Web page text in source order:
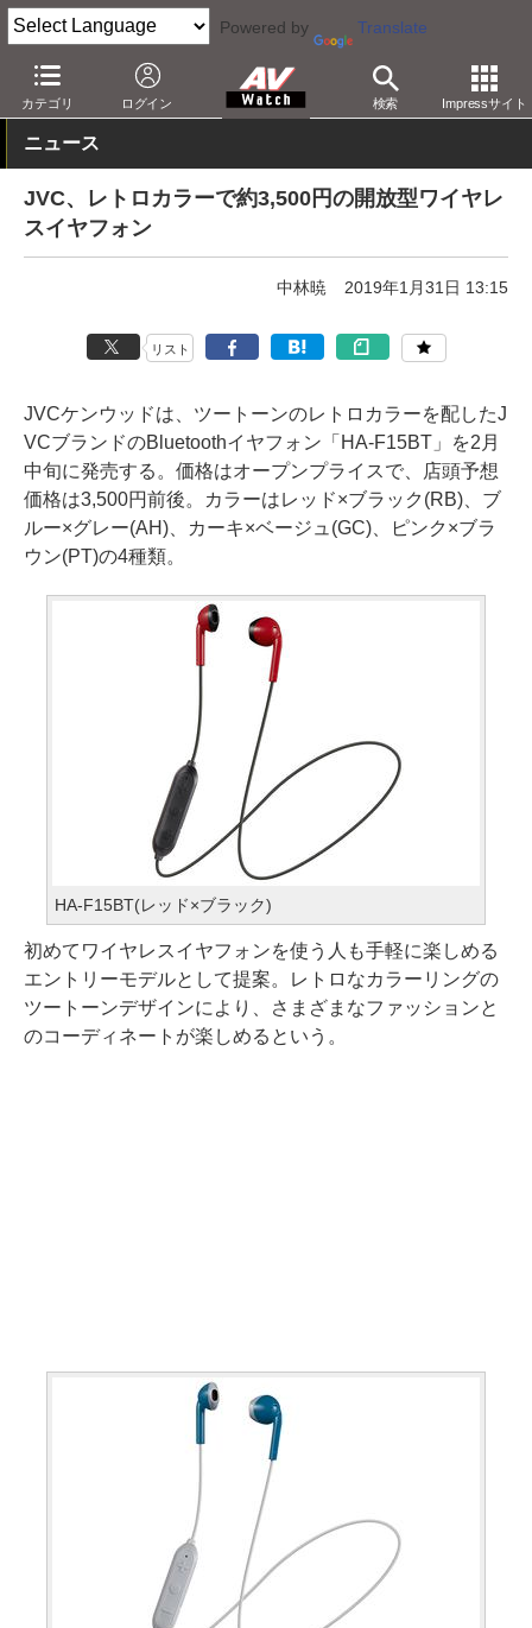
Powered by Translate
カテゴリ ログイン 検索 Impressサイト
AV Watch 製品 ヘッドフォン JVC
ニュース
JVC、レトロカラーで約3,500円の開放型ワイヤレ
スイヤフォン
中林暁 2019年1月31日 13:15
リスト
JVCケンウッドは、ツートーンのレトロカラーを配したJ
VCブランドのBluetoothイヤフォン「HA-F15BT」を2月
中旬に発売する。価格はオープンプライスで、店頭予想
価格は3,500円前後。カラーはレッド×ブラック(RB)、ブ
ルー×グレー(AH)、カーキ×ベージュ(GC)、ピンク×ブラ
ウン(PT)の4種類。
HA-F15BT(レッド×ブラック)
初めてワイヤレスイヤフォンを使う人も手軽に楽しめる
エントリーモデルとして提案。レトロなカラーリングの
ツートーンデザインにより、さまざまなファッションと
のコーディネートが楽しめるという。